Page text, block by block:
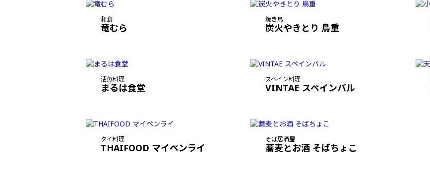
和食
竜むら
焼き鳥
炭火やきとり 鳥重
活魚料理
まるは食堂
スペイン料理
VINTAE スペインバル
タイ料理
THAIFOOD マイペンライ
そば居酒屋
蕎麦とお酒 そばちょこ